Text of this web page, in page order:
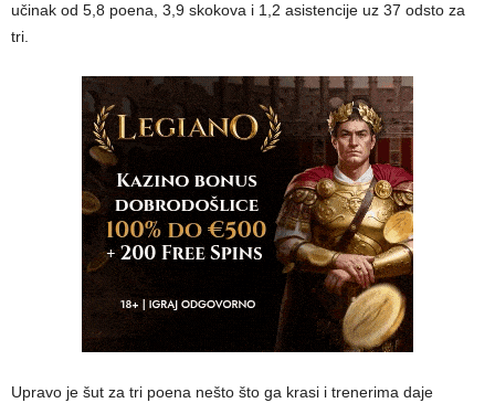
učinak od 5,8 poena, 3,9 skokova i 1,2 asistencije uz 37 odsto za
tri.
Upravo je šut za tri poena nešto što ga krasi i trenerima daje